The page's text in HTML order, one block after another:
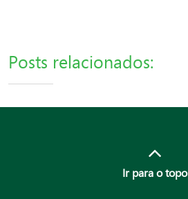
Posts relacionados:
Ir para o topo